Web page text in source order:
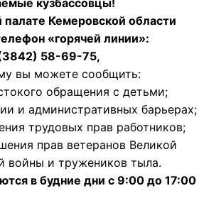
Кемеровской области
«горячей линии»:
58-69-75,
вы можете сообщить:
обращения с детьми;
и административных барьерах;
трудовых прав работников;
прав ветеранов Великой
войны и тружеников тыла.
в будние дни с 9:00 до 17:00